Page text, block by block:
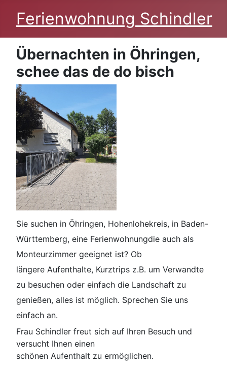
Ferienwohnung Schindler
Übernachten in Öhringen,
schee das de do bisch
Sie suchen in Öhringen, Hohenlohekreis, in Baden-
Württemberg, eine Ferienwohnungdie auch als
Monteurzimmer geeignet ist? Ob
längere Aufenthalte, Kurztrips z.B. um Verwandte
zu besuchen oder einfach die Landschaft zu
genießen, alles ist möglich. Sprechen Sie uns
einfach an.
Frau Schindler freut sich auf Ihren Besuch und
versucht Ihnen einen
schönen Aufenthalt zu ermöglichen.